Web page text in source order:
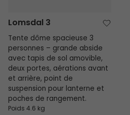
Lomsdal 3
Tente dôme spacieuse 3
personnes – grande abside
avec tapis de sol amovible,
deux portes, aérations avant
et arrière, point de
suspension pour lanterne et
poches de rangement.
Poids 4.6 kg